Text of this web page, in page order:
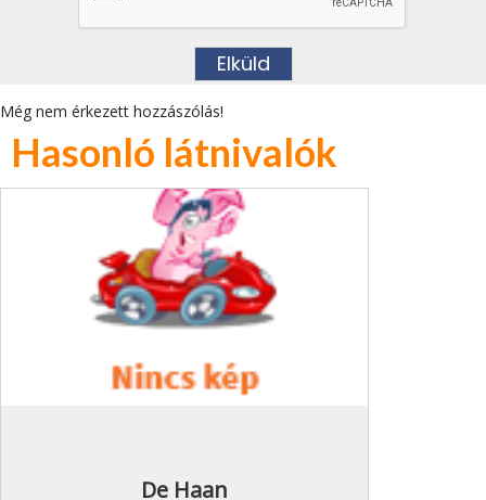
Még nem érkezett hozzászólás!
Hasonló látnivalók
De Haan